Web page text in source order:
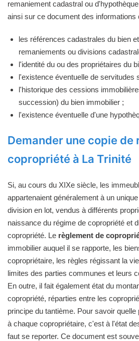
remaniement cadastral ou
ainsi sur ce document des informations
les références cadastrales du bien
remaniements ou divisions
l'identité du ou des propriétaires du
l'existence éventuelle de servitudes
l'historique des cessions
succession) du bien immobilier ;
l'existence éventuelle d'une
Demander une copie de
copropriété à La Trinité
Si, au cours du XIXe siècle, les
appartenaient généralement à un
division en lot, vendus à différents
naissance du régime de copropriété et
copropriété. Le règlement de
immobilier auquel il se rapporte, les
copropriétaire, les règles régissant la
limites des parties communes et leurs
En outre, il fait également état du
copropriété, réparties entre les
principe du tantième. Pour savoir
à chaque copropriétaire, c'est à l'état
faut se reporter. Ce document est